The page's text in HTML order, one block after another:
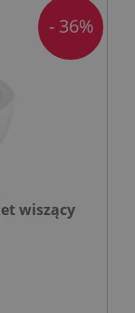
wiszący
- 36%